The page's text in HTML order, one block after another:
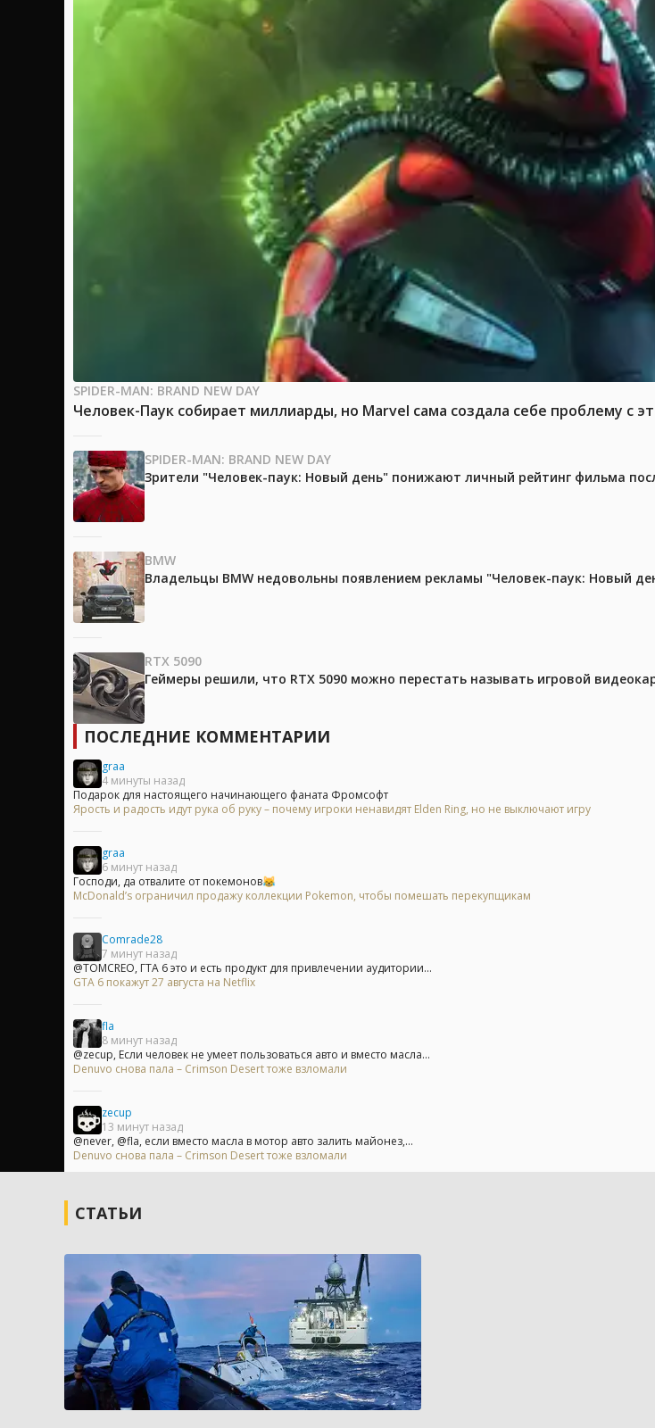
SPIDER-MAN: BRAND NEW DAY
Человек-Паук собирает миллиарды, но Marvel сама создала себе проблему с
SPIDER-MAN: BRAND NEW DAY
Зрители "Человек-паук: Новый день" понижают личный рейтинг фильма
BMW
Владельцы BMW недовольны появлением рекламы "Человек-паук: Новый
RTX 5090
Геймеры решили, что RTX 5090 можно перестать называть игровой
ПОСЛЕДНИЕ КОММЕНТАРИИ
graa
4 минуты назад
Подарок для настоящего начинающего фаната Фромсофт
Ярость и радость идут рука об руку – почему игроки ненавидят Elden Ring, но не выключают игру
graa
6 минут назад
Господи, да отвалите от покемонов😹
McDonald’s ограничил продажу коллекции Pokemon, чтобы помешать перекупщикам
Comrade28
7 минут назад
@TOMCREO, ГТА 6 это и есть продукт для привлечении аудитории...
GTA 6 покажут 27 августа на Netflix
fla
8 минут назад
@zecup, Если человек не умеет пользоваться авто и вместо масла...
Denuvo снова пала – Crimson Desert тоже взломали
zecup
13 минут назад
@never, @fla, если вместо масла в мотор авто залить майонез,...
Denuvo снова пала – Crimson Desert тоже взломали
СТАТЬИ